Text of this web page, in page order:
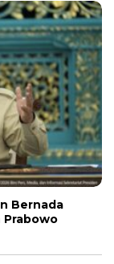
Bernada
Prabowo